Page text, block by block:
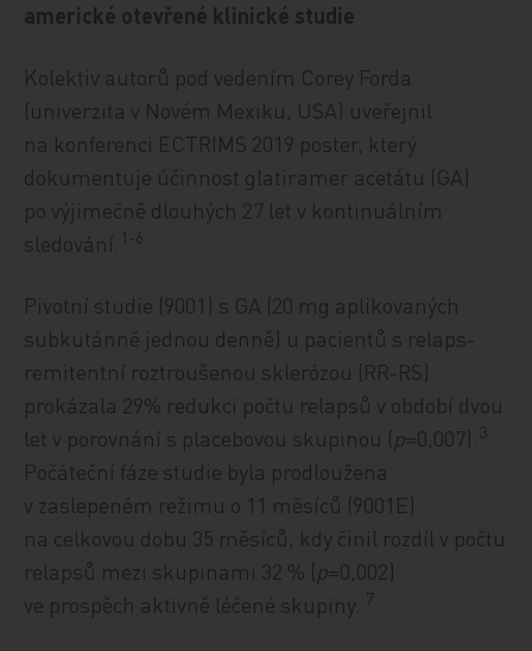
americké otevřené klinické studie
Kolektiv autorů pod vedením Corey Forda
(univerzita v Novém Mexiku, USA) uveřejnil
na konferenci ECTRIMS 2019 poster, který
dokumentuje účinnost glatiramer acetátu (GA)
po výjimečně dlouhých 27 let v kontinuálním
sledování. 1-6
Pivotní studie (9001) s GA (20 mg aplikovaných
subkutánně jednou denně) u pacientů s relaps-
remitentní roztroušenou sklerózou (RR-RS)
prokázala 29% redukci počtu relapsů v období dvou
let v porovnání s placebovou skupinou (p=0,007). 3
Počáteční fáze studie byla prodloužena
v zaslepeném režimu o 11 měsíců (9001E)
na celkovou dobu 35 měsíců, kdy činil rozdíl v počtu
relapsů mezi skupinami 32 % (p=0,002)
ve prospěch aktivně léčené skupiny. 7